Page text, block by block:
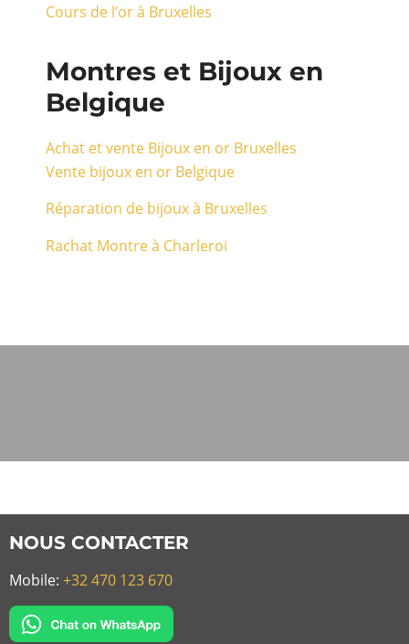
Cours de l’or à Bruxelles
Montres et Bijoux en
Belgique
Achat et vente Bijoux en or Bruxelles
Vente bijoux en or Belgique
Réparation de bijoux à Bruxelles
Rachat Montre à Charleroi
NOUS CONTACTER
Mobile: +32 470 123 670